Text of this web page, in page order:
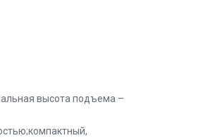
высота подъема –